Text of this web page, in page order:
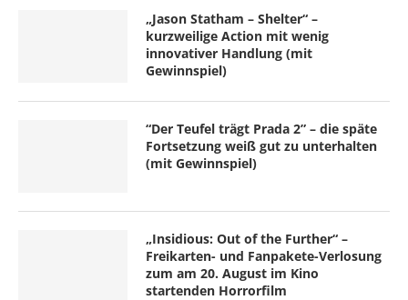
„Jason Statham – Shelter“ –
kurzweilige Action mit wenig
innovativer Handlung (mit
Gewinnspiel)
“Der Teufel trägt Prada 2” – die späte
Fortsetzung weiß gut zu unterhalten
(mit Gewinnspiel)
„Insidious: Out of the Further“ –
Freikarten- und Fanpakete-Verlosung
zum am 20. August im Kino
startenden Horrorfilm